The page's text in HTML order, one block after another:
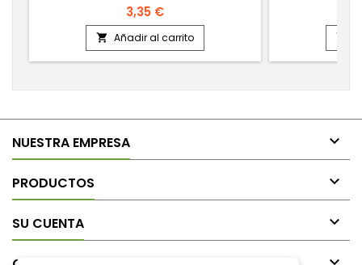
3,35 €
 Añadir al carrito 
NUESTRA EMPRESA 
PRODUCTOS 
SU CUENTA 